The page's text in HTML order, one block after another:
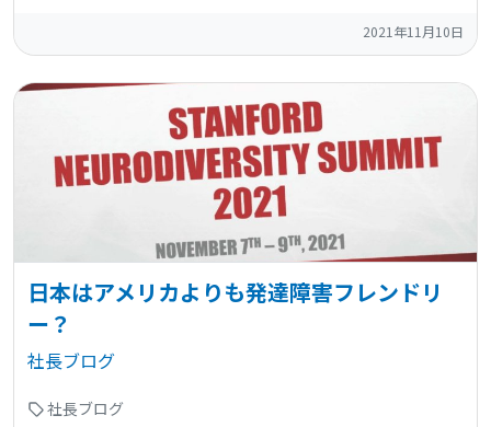
2021年11月10日
日本はアメリカよりも発達障害フレンドリ
ー？
社長ブログ
社長ブログ